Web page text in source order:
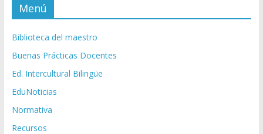
Menú
Biblioteca del maestro
Buenas Prácticas Docentes
Ed. Intercultural Bilingüe
EduNoticias
Normativa
Recursos